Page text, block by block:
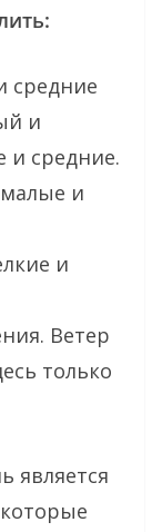
средние
и
и средние.
и
и
Ветер
только
является